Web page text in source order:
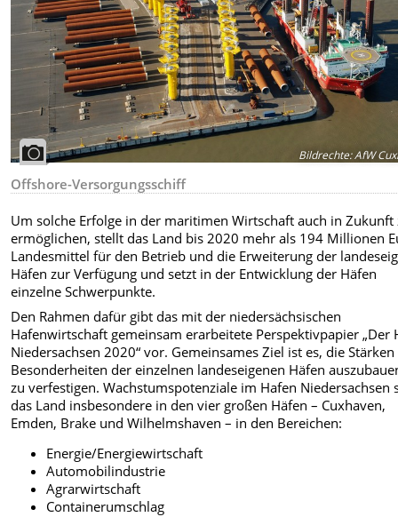
Bildrechte:AfW
Offshore-Versorgungsschiff
Um solche Erfolge in der maritimen Wirtschaft auch in Zukunft
ermöglichen, stellt das Land bis 2020 mehr als 194 Millionen
Landesmittel für den Betrieb und die Erweiterung der
Häfen zur Verfügung und setzt in der Entwicklung der Häfen
einzelne Schwerpunkte.
Den Rahmen dafür gibt das mit der niedersächsischen
Hafenwirtschaft gemeinsam erarbeitete Perspektivpapier „Der
Niedersachsen 2020“ vor. Gemeinsames Ziel ist es, die
Besonderheiten der einzelnen landeseigenen Häfen
zu verfestigen. Wachstumspotenziale im Hafen Niedersachsen
das Land insbesondere in den vier großen Häfen – Cuxhaven,
Emden, Brake und Wilhelmshaven – in den Bereichen:
Energie/Energiewirtschaft
Automobilindustrie
Agrarwirtschaft
Containerumschlag